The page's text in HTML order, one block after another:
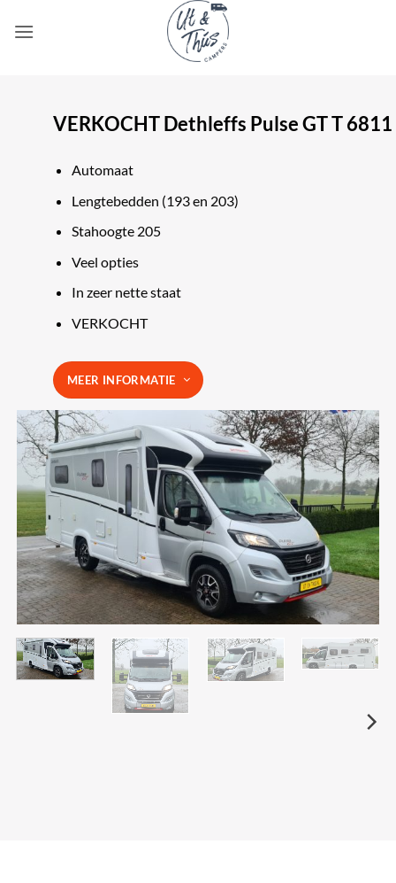
naar
VERKOCHT Dethleffs Pulse GT T 6811
Automaat
Lengtebedden (193 en 203)
Stahoogte 205
Veel opties
In zeer nette staat
VERKOCHT
MEER INFORMATIE